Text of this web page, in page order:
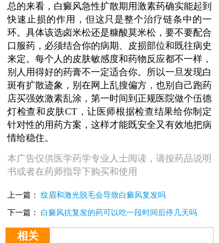
总的来看，白癜风急性扩散期用激素药确实能起到
快速止损的作用，但这只是整个治疗链条中的一
环。具体该选卤米松还是糠酸莫米松，要不要配合
口服药，必须结合你的病期、皮损部位和既往病史
来定。每个人的皮肤敏感度和药物反应都不一样，
别人用得好的药膏不一定适合你。所以一旦发现白
斑有扩散迹象，别在网上乱搜偏方，也别自己跑药
店买强效激素乱涂，第一时间到正规医院做个伍德
灯检查和皮肤CT，让医师根据检查结果给你制定
针对性的用药方案，这样才能既安全又有效地把病
情给稳住。
本广告仅供医学药学专业人士阅读，请按药品说明
书或者在药师指导下购买和使用
上一篇： 纹眉和激光脱毛会导致白癜风复发吗
下一篇： 白癜风抗复发的药可以吃一段时间后停几天吗
相关